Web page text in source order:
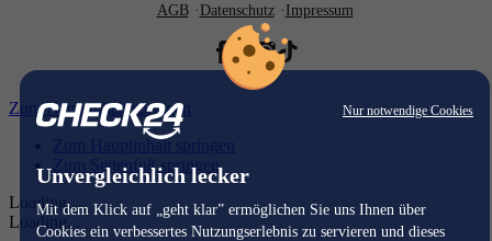
Nur notwendige Cookies
Unvergleichlich lecker
Mit dem Klick auf „geht klar” ermöglichen Sie uns Ihnen über
Cookies ein verbessertes Nutzungserlebnis zu servieren und dieses
AGB
Datenschutz Impressum
Zum Hauptinhalt springen
Zum Hauptinhalt springen
Zum Seitenfuß springen
Loading...
Loading...